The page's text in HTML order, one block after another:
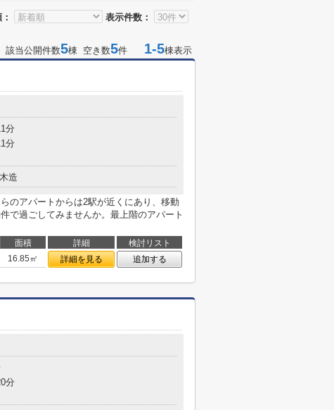
表示件数：
該当公開件数5棟 空き数5件 1-5棟表示
分
分
木造
のアパートからは2駅が近くにあり、移動
で過ごしてみませんか。最上階のアパート
面積 詳細
検討リスト
16.85㎡ 詳細を見る 追加する
分